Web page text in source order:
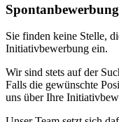
Spontanbewerbung
Sie finden keine Stelle,
Initiativbewerbung ein.
Wir sind stets auf der
Falls die gewünschte
uns über Ihre